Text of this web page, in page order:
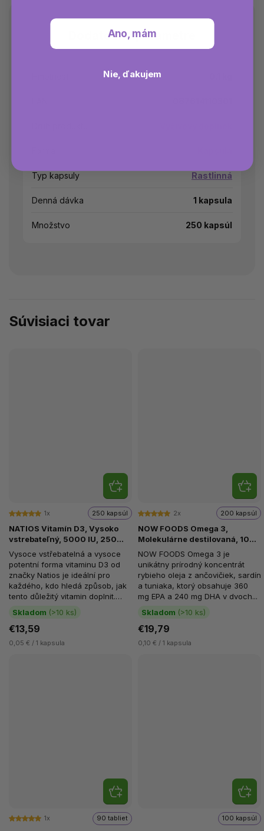
Dodatočné parametre
Typ kapsuly Rastlinná
Denná dávka 1 kapsula
Množstvo 250 kapsúl
Súvisiaci tovar
NATIOS Vitamín D3, Vysoko
vstrebateľný, 5000 IU, 250
softgel kapsúl (s olivovým
olejom)
1x
Skladom (>10 ks)
250 kapsúl
€13,59
0,05 € / 1 kapsula
Vysoce vstřebatelná a vysoce
potentní forma vitaminu D3 od
značky Natios je ideální pro
každého, kdo hledá způsob, jak
tento důležitý vitamin doplnit.
Vitamin D3 je...
NOW FOODS Omega 3,
Molekulárne destilovaná, 1000
mg, 200 softgel kapsúl
2x
Skladom (>10 ks)
200 kapsúl
€19,79
0,10 € / 1 kapsula
NOW FOODS Omega 3 je
unikátny prírodný koncentrát
rybieho oleja z ančovičiek, sardín
a tuniaka, ktorý obsahuje 360
mg EPA a 240 mg DHA v dvoch...
1x 90 tabliet 100 kapsúl
Ano, mám
Nie, ďakujem